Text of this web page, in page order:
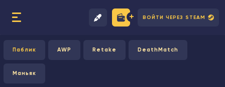
ВОЙТИ ЧЕРЕЗ STEAM
Паблик AWP Retake DeathMatch
Маньяк